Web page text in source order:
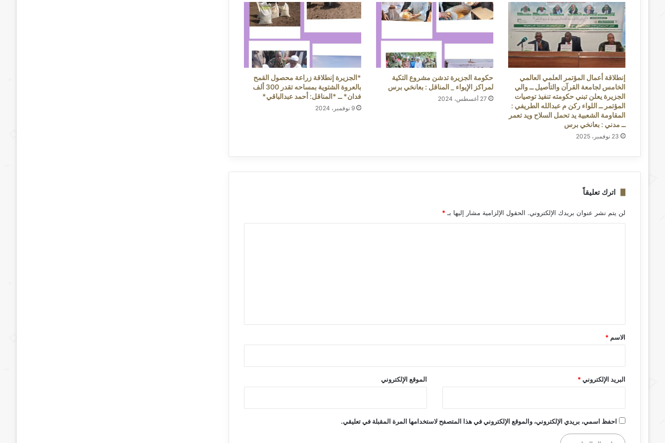
غير القانوني يبحثان توحيد الرسوم وإزالة
التقاطعات التشريعية ــ ​ ​عودة 300 مصنع للإنتاج
بالخرطوم، واعفاءات وميزات إضافية
للمستثمرين لتخفيف آثار الحرب ــ ​​الخرطوم:
بعانخي برس
إستثمارات سعودية بالجزيرة ووزارةالمالية تبرئ
كل المواقع المتاحة للإستثمار ــ مدني :(سونا/
بعانخي برس)
إنطلاقة أعمال المؤتمر العلمي العالمي
الخامس لجامعة القرآن والتأصيل ــ والي
الجزيرة يعلن تبني حكومته تنفيذ توصيات
المؤتمر ــ اللواء ركن م عبدالله الطريفي :
المقاومة الشعبية يد تحمل السلاح ويد تعمر
ــ مدني : بعانخي برس
23 نوفمبر، 2025
حكومة الجزيرة تدشن مشروع التكية
لمراكز الإيواء _ المناقل : بعانخي برس
27 أغسطس، 2024
*الجزيرة إنطلاقة زراعة محصول القمح
بالعروة الشتوية بمساحه تقدر 300 ألف
فدان* ــ *المناقل: أحمد عبدالباقي*
9 نوفمبر، 2024
اترك تعليقاً
لن يتم نشر عنوان بريدك الإلكتروني. الحقول الإلزامية مشار إليها بـ*
*
الاسم *
البريد الإلكتروني* الموقع الإلكتروني
احفظ اسمي، بريدي الإلكتروني، والموقع الإلكتروني في هذا المتصفح لاستخدامها المرة المقبلة في تعليقي.